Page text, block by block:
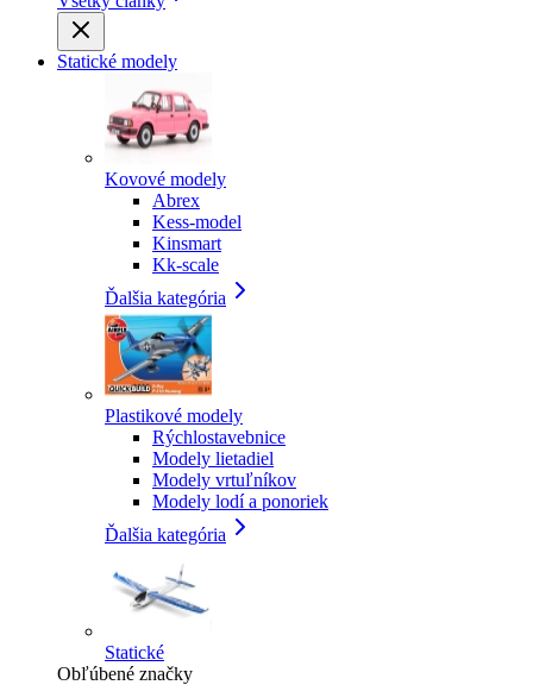
Statické modely
Kovové modely
Abrex
Kess-model
Kinsmart
Kk-scale
Ďalšia kategória
Plastikové modely
Rýchlostavebnice
Modely lietadiel
Modely vrtuľníkov
Modely lodí a ponoriek
Ďalšia kategória
Statické
Obľúbené značky